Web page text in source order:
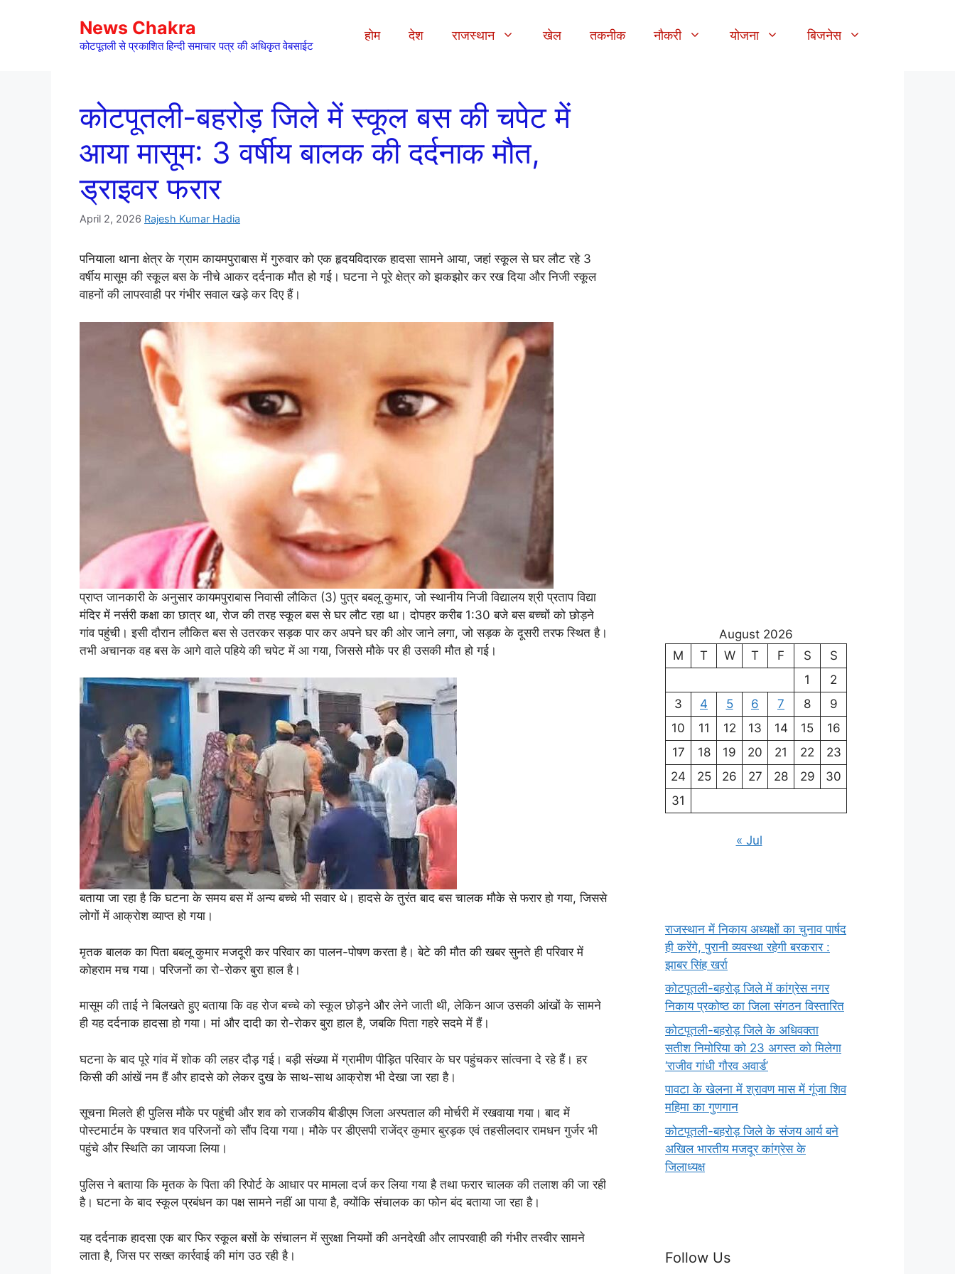
News Chakra
कोटपूतली से प्रकाशित हिन्दी समाचार पत्र की अधिकृत वेबसाईट
होम देश राजस्थान खेल तकनीक नौकरी योजना बिजनेस
कोटपूतली-बहरोड़ जिले में स्कूल बस की चपेट में
आया मासूम: 3 वर्षीय बालक की दर्दनाक मौत,
ड्राइवर फरार
April 2, 2026 Rajesh Kumar Hadia
पनियाला थाना क्षेत्र के ग्राम कायमपुराबास में गुरुवार को एक हृदयविदारक हादसा सामने आया, जहां स्कूल से घर लौट रहे 3
वर्षीय मासूम की स्कूल बस के नीचे आकर दर्दनाक मौत हो गई। घटना ने पूरे क्षेत्र को झकझोर कर रख दिया और निजी स्कूल
वाहनों की लापरवाही पर गंभीर सवाल खड़े कर दिए हैं।
प्राप्त जानकारी के अनुसार कायमपुराबास निवासी लौकित (3) पुत्र बबलू कुमार, जो स्थानीय निजी विद्यालय श्री प्रताप विद्या
मंदिर में नर्सरी कक्षा का छात्र था, रोज की तरह स्कूल बस से घर लौट रहा था। दोपहर करीब 1:30 बजे बस बच्चों को छोड़ने
गांव पहुंची। इसी दौरान लौकित बस से उतरकर सड़क पार कर अपने घर की ओर जाने लगा, जो सड़क के दूसरी तरफ स्थित है।
तभी अचानक वह बस के आगे वाले पहिये की चपेट में आ गया, जिससे मौके पर ही उसकी मौत हो गई।
बताया जा रहा है कि घटना के समय बस में अन्य बच्चे भी सवार थे। हादसे के तुरंत बाद बस चालक मौके से फरार हो गया, जिससे
लोगों में आक्रोश व्याप्त हो गया।
मृतक बालक का पिता बबलू कुमार मजदूरी कर परिवार का पालन-पोषण करता है। बेटे की मौत की खबर सुनते ही परिवार में
कोहराम मच गया। परिजनों का रो-रोकर बुरा हाल है।
मासूम की ताई ने बिलखते हुए बताया कि वह रोज बच्चे को स्कूल छोड़ने और लेने जाती थी, लेकिन आज उसकी आंखों के सामने
ही यह दर्दनाक हादसा हो गया। मां और दादी का रो-रोकर बुरा हाल है, जबकि पिता गहरे सदमे में हैं।
घटना के बाद पूरे गांव में शोक की लहर दौड़ गई। बड़ी संख्या में ग्रामीण पीड़ित परिवार के घर पहुंचकर सांत्वना दे रहे हैं। हर
किसी की आंखें नम हैं और हादसे को लेकर दुख के साथ-साथ आक्रोश भी देखा जा रहा है।
सूचना मिलते ही पुलिस मौके पर पहुंची और शव को राजकीय बीडीएम जिला अस्पताल की मोर्चरी में रखवाया गया। बाद में
पोस्टमार्टम के पश्चात शव परिजनों को सौंप दिया गया। मौके पर डीएसपी राजेंद्र कुमार बुरड़क एवं तहसीलदार रामधन गुर्जर भी
पहुंचे और स्थिति का जायजा लिया।
पुलिस ने बताया कि मृतक के पिता की रिपोर्ट के आधार पर मामला दर्ज कर लिया गया है तथा फरार चालक की तलाश की जा रही
है। घटना के बाद स्कूल प्रबंधन का पक्ष सामने नहीं आ पाया है, क्योंकि संचालक का फोन बंद बताया जा रहा है।
यह दर्दनाक हादसा एक बार फिर स्कूल बसों के संचालन में सुरक्षा नियमों की अनदेखी और लापरवाही की गंभीर तस्वीर सामने
लाता है, जिस पर सख्त कार्रवाई की मांग उठ रही है।
August 2026
M
T W T F S
S
1
2
3
4 5 6 7 8
9
10
11 12 13 14 15
16
17
18 19 20 21 22
23
24
25 26 27 28 29
30
31
« Jul
राजस्थान में निकाय अध्यक्षों का चुनाव पार्षद
ही करेंगे, पुरानी व्यवस्था रहेगी बरकरार :
झाबर सिंह खर्रा
कोटपूतली-बहरोड़ जिले में कांग्रेस नगर
निकाय प्रकोष्ठ का जिला संगठन विस्तारित
कोटपूतली-बहरोड़ जिले के अधिवक्ता
सतीश निमोरिया को 23 अगस्त को मिलेगा
‘राजीव गांधी गौरव अवार्ड’
पावटा के खेलना में श्रावण मास में गूंजा शिव
महिमा का गुणगान
कोटपूतली-बहरोड़ जिले के संजय आर्य बने
अखिल भारतीय मजदूर कांग्रेस के
जिलाध्यक्ष
Follow Us